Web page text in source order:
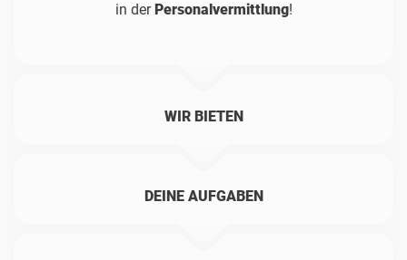
in derPersonalvermittlung!
WIR BIETEN
DEINE AUFGABEN